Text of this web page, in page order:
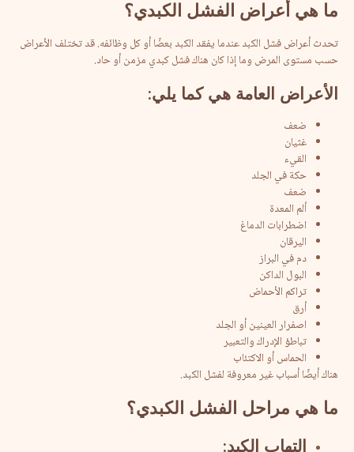
ما هي أعراض الفشل الكبدي؟
تحدث أعراض فشل الكبد عندما يفقد الكبد بعضًا أو كل وظائفه. قد تختلف الأعراض
حسب مستوى المرض وما إذا كان هناك فشل كبدي مزمن أو حاد.
الأعراض العامة هي كما يلي:
ضعف
غثيان
القيء
حكة في الجلد
ضعف
ألم المعدة
اضطرابات الدماغ
اليرقان
دم في البراز
البول الداكن
تراكم الأحماض
أرق
اصفرار العينين أو الجلد
تباطؤ الإدراك والتعبير
الحماس أو الاكتئاب
هناك أيضًا أسباب غير معروفة لفشل الكبد.
ما هي مراحل الفشل الكبدي؟
التهاب الكبد: